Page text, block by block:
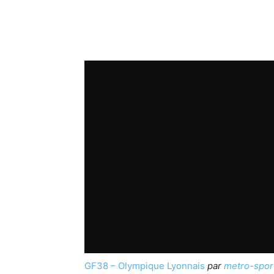
GF38 – Olympique Lyonnais par metro-